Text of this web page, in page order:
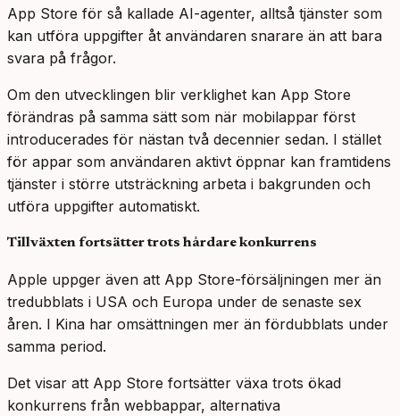
App Store för så kallade AI-agenter, alltså tjänster som
kan utföra uppgifter åt användaren snarare än att bara
svara på frågor.
Om den utvecklingen blir verklighet kan App Store
förändras på samma sätt som när mobilappar först
introducerades för nästan två decennier sedan. I stället
för appar som användaren aktivt öppnar kan framtidens
tjänster i större utsträckning arbeta i bakgrunden och
utföra uppgifter automatiskt.
Tillväxten fortsätter trots hårdare konkurrens
Apple uppger även att App Store-försäljningen mer än
tredubblats i USA och Europa under de senaste sex
åren. I Kina har omsättningen mer än fördubblats under
samma period.
Det visar att App Store fortsätter växa trots ökad
konkurrens från webbappar, alternativa